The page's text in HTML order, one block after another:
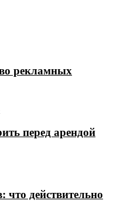
рекламных
перед арендой
что действительно